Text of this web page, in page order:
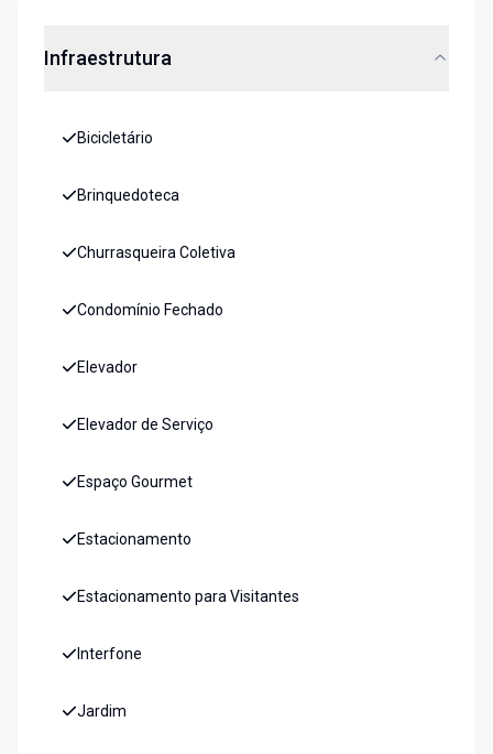
Infraestrutura
Bicicletário
Brinquedoteca
Churrasqueira Coletiva
Condomínio Fechado
Elevador
Elevador de Serviço
Espaço Gourmet
Estacionamento
Estacionamento para Visitantes
Interfone
Jardim